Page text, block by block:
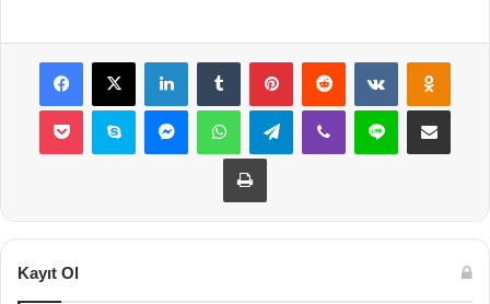
Facebook
X LinkedInTumblr PinterestReddit VKontakte
Pocket Skype MessengerWhatsAppTelegramViber Line E-Posta ile
Yazdır
Kayıt Ol